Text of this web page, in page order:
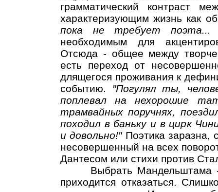
грамматический контраст
характеризующим жизнь как
пока не требует
необходимым для
Отсюда - общее между
есть переход от
длящегося проживания к
событию.
"Погулял ты,
поплевал на нехорошие
трамвайных поручнях,
походил в баньку и в цирк
и довольно!" Поэтика заразна,
несовершенный на всех
Дантесом или стихи против
Выбрать Мандельштама -
приходится отказаться.